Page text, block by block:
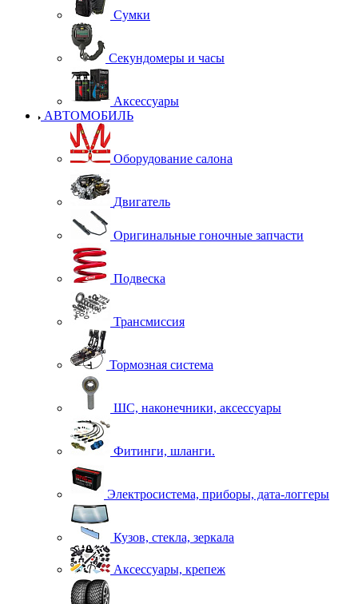
Сумки
Секундомеры и часы
Аксессуары
АВТОМОБИЛЬ
Оборудование салона
Двигатель
Оригинальные гоночные запчасти
Подвеска
Трансмиссия
Тормозная система
ШС, наконечники, аксессуары
Фитинги, шланги.
Электросистема, приборы, дата-логгеры
Кузов, стекла, зеркала
Аксессуары, крепеж